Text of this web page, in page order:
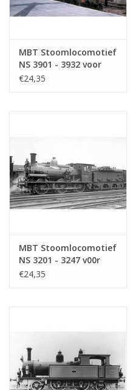
MBT Stoomlocomotief
NS 3901 - 3932 voor
spoor 0 -
€24,35
MBT Stoomlocomotief
NS 3201 - 3247 v00r
spoor 0 -
€24,35